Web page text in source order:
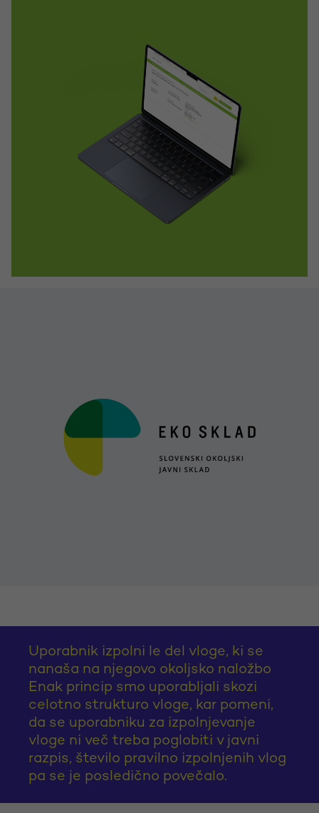
Uporabnik izpolni le del vloge, ki se
nanaša na njegovo okoljsko naložbo
Enak princip smo uporabljali skozi
celotno strukturo vloge, kar pomeni,
da se uporabniku za izpolnjevanje
vloge ni več treba poglobiti v javni
razpis, število pravilno izpolnjenih vlog
pa se je posledično povečalo.